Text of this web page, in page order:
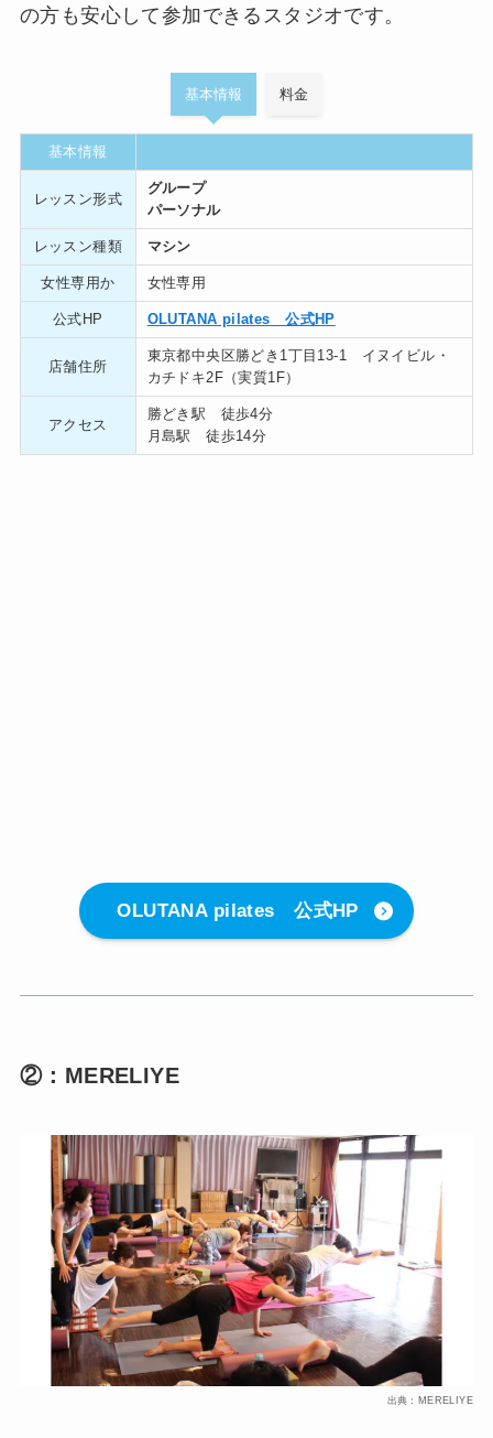
の方も安心して参加できるスタジオです。
基本情報 料金
基本情報
レッスン形式
グループ
パーソナル
レッスン種類 マシン
女性専用か 女性専用
公式HP OLUTANA pilates 公式HP
店舗住所
東京都中央区勝どき1丁目13-1 イヌイビル・
カチドキ2F（実質1F）
アクセス
勝どき駅 徒歩4分
月島駅 徒歩14分
OLUTANA pilates 公式HP
②：MERELIYE
出典：MERELIYE